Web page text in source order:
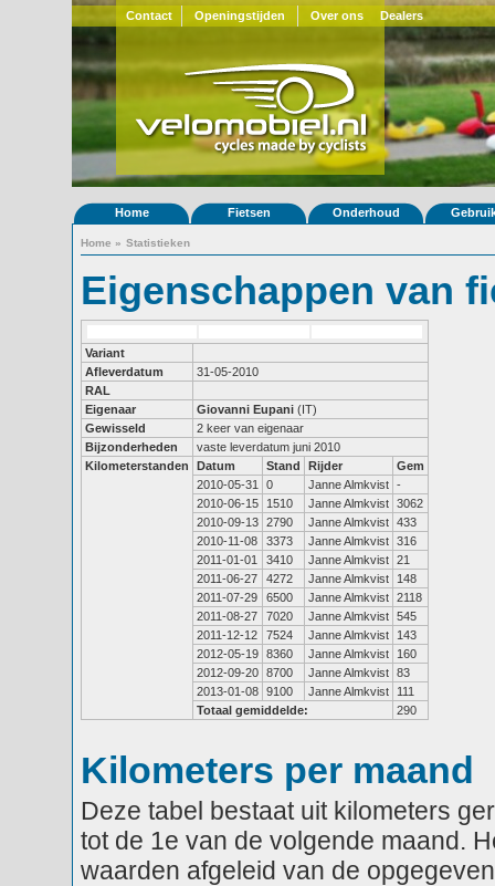
Contact Openingstijden Over ons Dealers
Home Fietsen Onderhoud
Home » Statistieken
Eigenschappen van
Variant
Afleverdatum
31-05-2010
RAL
Eigenaar
Giovanni Eupani (IT)
Gewisseld
2 keer van eigenaar
Bijzonderheden
vaste leverdatum juni 2010
Kilometerstanden
Datum Stand Rijder
Gem
2010-05-31
0 Janne Almkvist -
2010-06-15
1510 Janne Almkvist 3062
2010-09-13 2790 Janne Almkvist 433
2010-11-08
3373 Janne Almkvist 316
2011-01-01
3410 Janne Almkvist 21
2011-06-27
4272 Janne Almkvist
148
2011-07-29
6500 Janne Almkvist 2118
2011-08-27
7020 Janne Almkvist 545
2011-12-12
7524 Janne Almkvist
143
2012-05-19 8360 Janne Almkvist
160
2012-09-20 8700 Janne Almkvist 83
2013-01-08 9100 Janne Almkvist
111
Totaal gemiddelde:
290
Kilometers per maand
Deze tabel bestaat uit kilometers
tot de 1e van de volgende maand.
waarden afgeleid van de